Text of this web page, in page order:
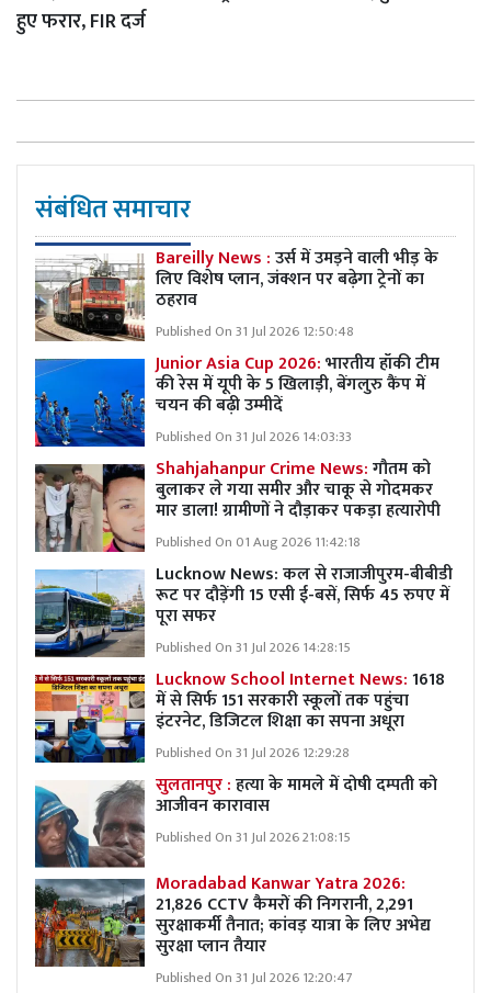
हुए फरार, FIR दर्ज
संबंधित समाचार
Bareilly News :उर्स में उमड़ने वाली भीड़ के
लिए विशेष प्लान, जंक्शन पर बढ़ेगा ट्रेनों का
ठहराव
Published On 31 Jul 2026 12:50:48
Junior Asia Cup 2026:भारतीय हॉकी टीम
की रेस में यूपी के 5 खिलाड़ी, बेंगलुरु कैंप में
चयन की बढ़ी उम्मीदें
Published On 31 Jul 2026 14:03:33
Shahjahanpur Crime News:गौतम को
बुलाकर ले गया समीर और चाकू से गोदमकर
मार डाला! ग्रामीणों ने दौड़ाकर पकड़ा हत्यारोपी
Published On 01 Aug 2026 11:42:18
Lucknow News:कल से राजाजीपुरम-बीबीडी
रूट पर दौड़ेंगी 15 एसी ई-बसें, सिर्फ 45 रुपए में
पूरा सफर
Published On 31 Jul 2026 14:28:15
Lucknow School Internet News:1618
में से सिर्फ 151 सरकारी स्कूलों तक पहुंचा
इंटरनेट, डिजिटल शिक्षा का सपना अधूरा
Published On 31 Jul 2026 12:29:28
सुलतानपुर :हत्या के मामले में दोषी दम्पती को
आजीवन कारावास
Published On 31 Jul 2026 21:08:15
Moradabad Kanwar Yatra 2026:
21,826 CCTV कैमरों की निगरानी, 2,291
सुरक्षाकर्मी तैनात; कांवड़ यात्रा के लिए अभेद्य
सुरक्षा प्लान तैयार
Published On 31 Jul 2026 12:20:47